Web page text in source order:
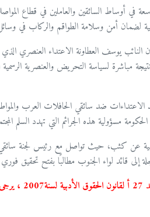
في أوساط السائقين والعاملين في قطاع
لضمان أمن وسلامة الطواقم والركاب في
النائب يوسف العطاونة الاعتداء العنصري
مباشرة لسياسة التحريض والعنصرية
الاعتداءات ضد سائقي الحافلات العرب
مسؤولية هذه الجرائم التي تهدد السلم
عن كثب، حيث تواصل مع رئيس لجنة
إلى قائد لواء الجنوب مطالبًا بفتح تحقيق فوري